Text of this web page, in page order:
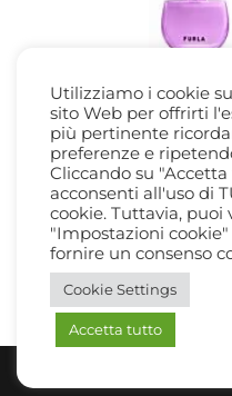
Furla
30ml +
48,00 €
Il
Utilizziamo i cookie
sito Web per offrirti
più pertinente
preferenze e
Cliccando su
acconsenti all'uso di
cookie. Tuttavia, puoi
"Impostazioni
fornire un consenso
Cookie Settings
Accetta tutto